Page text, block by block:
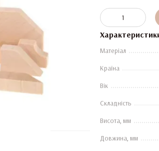
Матеріал
Країна
Вік
Складність
Висота, мм
Довжина, мм